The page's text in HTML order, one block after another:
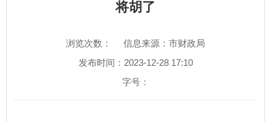
将胡了
浏览次数：
信息来源：市财政局
发布时间：2023-12-28 17:10
字号：